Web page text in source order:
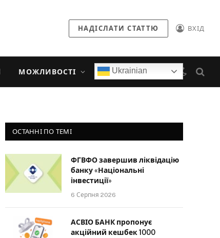
НАДІСЛАТИ СТАТТЮ ВХІД
МОЖЛИВОСТІ Ukrainian
ОСТАННІ ПО ТЕМІ
ФГВФО завершив ліквідацію
банку «Національні
інвестиції»
6 Серпня 2026
АСВІО БАНК пропонує
акційний кешбек 1000